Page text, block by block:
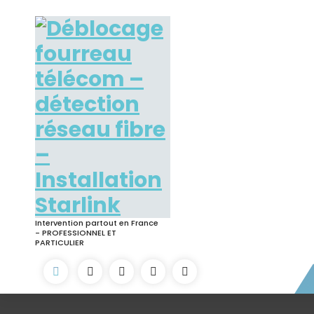
content
Intervention partout en France
- PROFESSIONNEL ET
PARTICULIER